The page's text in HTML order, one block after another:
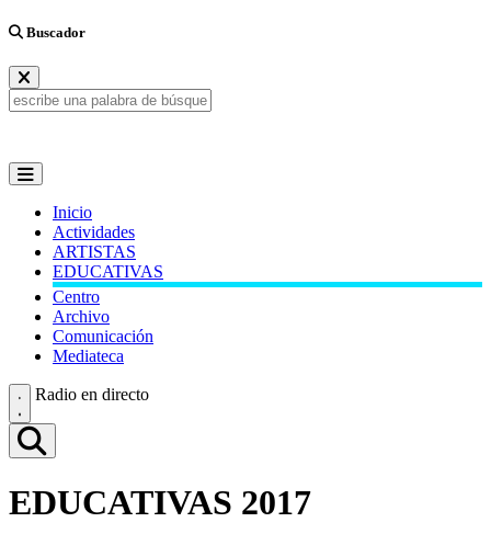
Buscador
Inicio
Actividades
ARTISTAS
EDUCATIVAS
Centro
Archivo
Comunicación
Mediateca
Radio en directo
EDUCATIVAS 2017